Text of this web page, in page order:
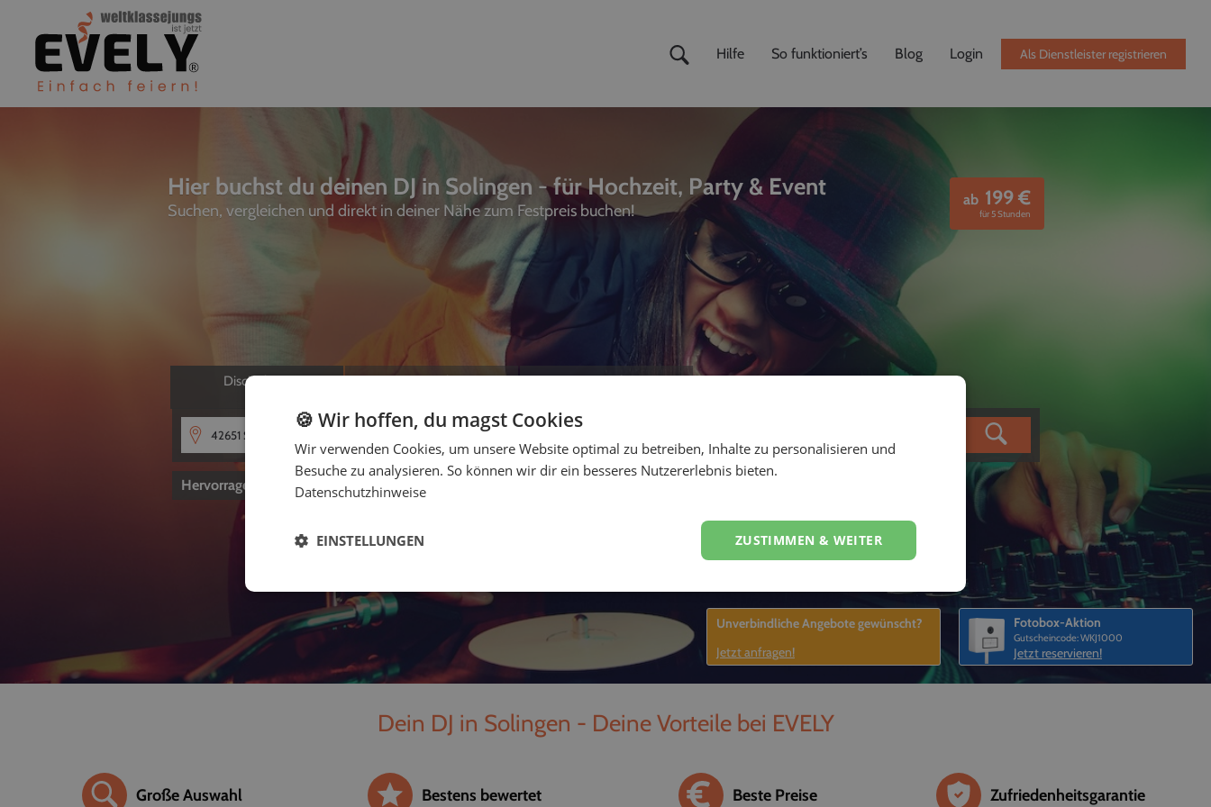
Hilfe So funktioniert’s Blog Login Als Dienstleister registrieren
Hier buchst du deinen DJ in Solingen - für Hochzeit, Party & Event
Suchen, vergleichen und direkt in deiner Nähe zum Festpreis buchen!
ab 199€
für 5 Stunden
Discjockeys Livemusiker, Fotografen
Hervorragend von 5
Fotobox-Aktion
Gutscheincode: WKJ1000
Jetzt reservieren!
Unverbindliche Angebote gewünscht?
Jetzt anfragen!
Dein DJ in Solingen - Deine Vorteile bei EVELY
Große Auswahl Bestens bewertet Beste Preise Zufriedenheitsgarantie
🍪 Wir hoffen, du magst Cookies
Wir verwenden Cookies, um unsere Website optimal zu betreiben, Inhalte zu personalisieren und
Besuche zu analysieren. So können wir dir ein besseres Nutzererlebnis bieten.
Datenschutzhinweise
ZUSTIMMEN & WEITER
EINSTELLUNGEN